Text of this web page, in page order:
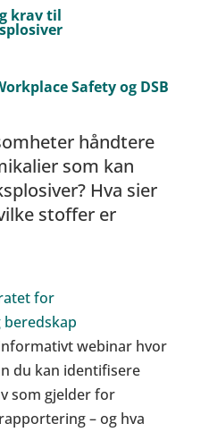
krav til
Safety og DSB
håndtere
som kan
Hva sier
stoffer er
for
webinar hvor
du kan identifisere
som gjelder for
– og hva